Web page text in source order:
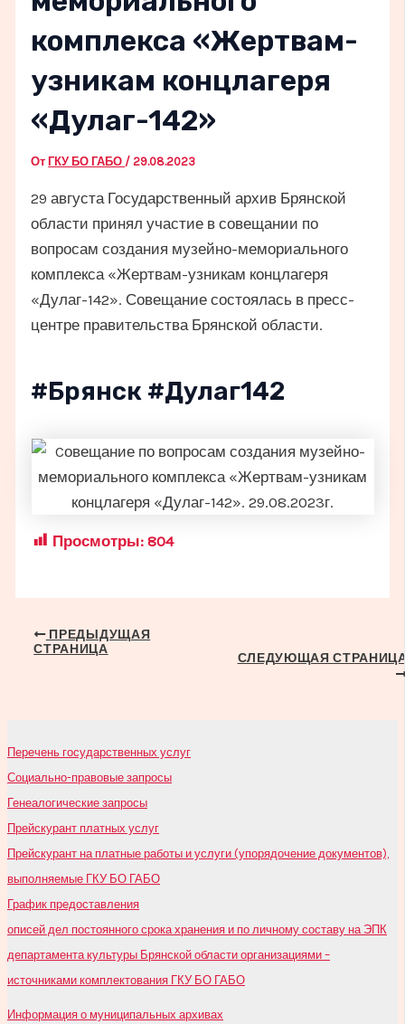
комплекса «Жертвам-
узникам концлагеря
«Дулаг-142»
ОтГКУ БО ГАБО /29.08.2023
29 августа Государственный архив Брянской
области принял участие в совещании по
вопросам создания музейно-мемориального
комплекса «Жертвам-узникам концлагеря
«Дулаг-142». Совещание состоялась в пресс-
центре правительства Брянской области.
#Брянск #Дулаг142
Просмотры: 804
Навигация
ПРЕДЫДУЩАЯ
СТРАНИЦА
СЛЕДУЮЩАЯ
Перечень государственных услуг
Социально-правовые запросы
Генеалогические запросы
Прейскурант платных услуг
Прейскурант на платные работы и услуги (упорядочение документов),
выполняемые ГКУ БО ГАБО
График предоставления
описей дел постоянного срока хранения и по личному составу на ЭПК
департамента культуры Брянской области организациями –
источниками комплектования ГКУ БО ГАБО
Информация о муниципальных архивах